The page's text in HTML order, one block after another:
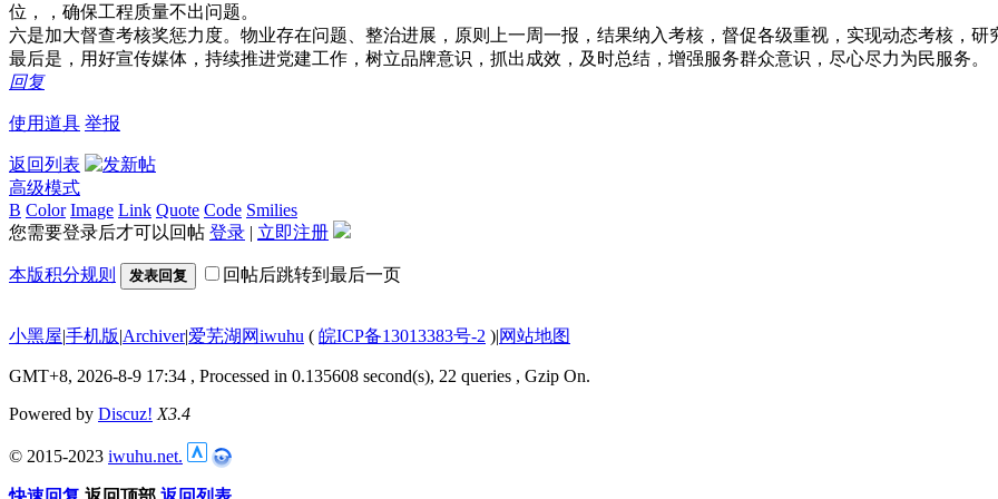
位，，确保工程质量不出问题。
六是加大督查考核奖惩力度。物业存在问题、整治进展，原则上一周一报，结果纳入考核，督促各级重视，实现动态考核，研
最后是，用好宣传媒体，持续推进党建工作，树立品牌意识，抓出成效，及时总结，增强服务群众意识，尽心尽力为民服务。
回复
使用道具 举报
返回列表
高级模式
B Color Image Link Quote Code Smilies
您需要登录后才可以回帖 登录 | 立即注册
本版积分规则 发表回复 回帖后跳转到最后一页
小黑屋|手机版|Archiver|爱芜湖网iwuhu ( 皖ICP备13013383号-2 )|网站地图
GMT+8, 2026-8-9 17:34 , Processed in 0.135608 second(s), 22 queries , Gzip On.
Powered by Discuz! X3.4
© 2015-2023 iwuhu.net.